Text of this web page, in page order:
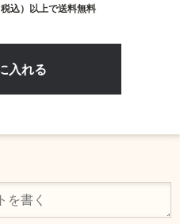
込）以上で送料無料